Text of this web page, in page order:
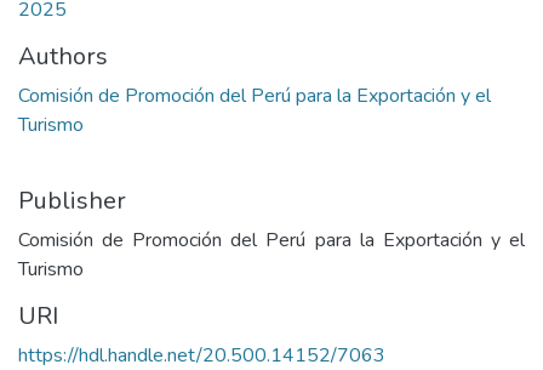
2025
Authors
Comisión de Promoción del Perú para la Exportación y el
Turismo
Publisher
Comisión de Promoción del Perú para la Exportación y el
Turismo
URI
https://hdl.handle.net/20.500.14152/7063